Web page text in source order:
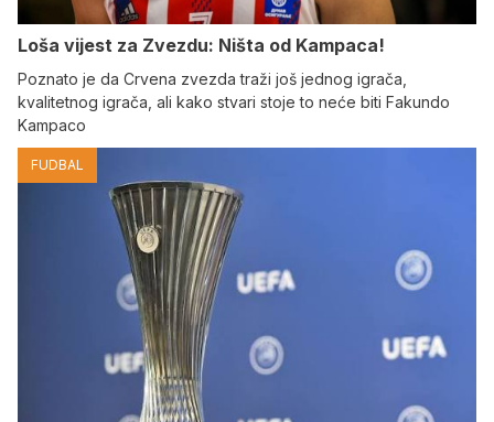
Loša vijest za Zvezdu: Ništa od Kampaca!
Poznato je da Crvena zvezda traži još jednog igrača,
kvalitetnog igrača, ali kako stvari stoje to neće biti Fakundo
Kampaco
FUDBAL